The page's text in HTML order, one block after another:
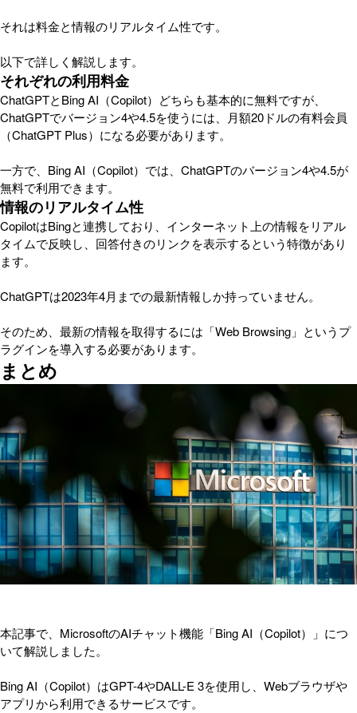
それは料金と情報のリアルタイム性です。
以下で詳しく解説します。
それぞれの利用料金
ChatGPTとBing AI（Copilot）どちらも基本的に無料ですが、
ChatGPTでバージョン4や4.5を使うには、月額20ドルの有料会員
（ChatGPT Plus）になる必要があります。
一方で、Bing AI（Copilot）では、ChatGPTのバージョン4や4.5が
無料で利用できます。
情報のリアルタイム性
CopilotはBingと連携しており、インターネット上の情報をリアル
タイムで反映し、回答付きのリンクを表示するという特徴があり
ます。
ChatGPTは2023年4月までの最新情報しか持っていません。
そのため、最新の情報を取得するには「Web Browsing」というプ
ラグインを導入する必要があります。
まとめ
本記事で、MicrosoftのAIチャット機能「Bing AI（Copilot）」につ
いて解説しました。
Bing AI（Copilot）はGPT-4やDALL-E 3を使用し、Webブラウザや
アプリから利用できるサービスです。